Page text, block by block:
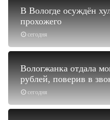
сегодня
В Вологде осуждён
прохожего
сегодня
Вологжанка отдала
рублей, поверив в